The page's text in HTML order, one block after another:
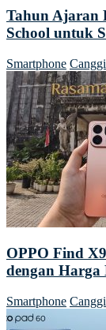
Tahun Ajaran
School untuk
Smartphone
OPPO Find
dengan
Smartphone